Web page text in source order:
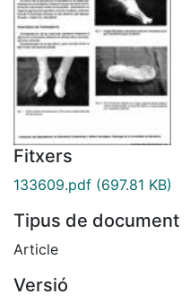
Fitxers
133609.pdf (697.81 KB)
Tipus de document
Article
Versió